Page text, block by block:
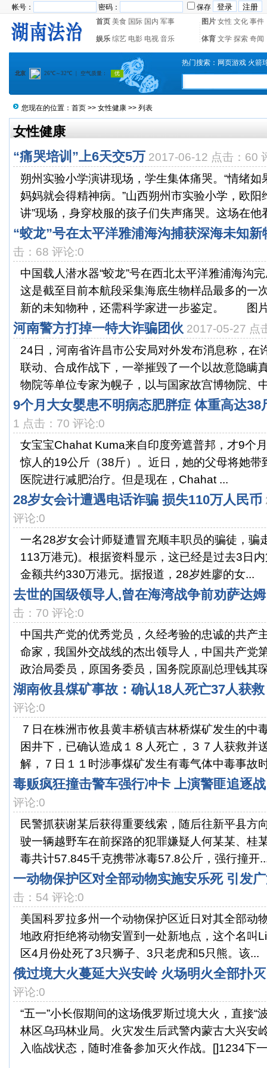
帐号： 密码：
保存
首页 美食 国际 国内 军事 图片 女性 文化 事件
娱乐 综艺 电影 电视 音乐 体育 文学 探索 奇闻
热门搜索： 网页游戏 火箭
您现在的位置： 首页 >> 女性健康 >> 列表
女性健康
“痛哭培训”上6天交5万 2017-06-12 点击：60
朔州实验小学演讲现场，学生集体痛哭。“情绪
妈妈就会得精神病。”山西朔州市实验小学，欧阳
讲”现场，身穿校服的孩子们失声痛哭。这场在他
“蛟龙”号在太平洋雅浦海沟捕获深海未知新
击：68 评论:0
中国载人潜水器“蛟龙”号在西北太平洋雅浦海沟
这是截至目前本航段采集海底生物样品最多的一
新的未知物种，还需科学家进一步鉴定。 图
河南警方打掉一特大诈骗团伙 2017-05-27 点
24日，河南省许昌市公安局对外发布消息称，在
联动、合成作战下，一举摧毁了一个以故意隐瞒
物院等单位专家为幌子，以与国家故宫博物院、
9个月大女婴患不明病态肥胖症 体重高达38
1 点击：70 评论:0
女宝宝Chahat Kuma来自印度旁遮普邦，才9个
惊人的19公斤（38斤）。近日，她的父母将她带
医院进行减肥治疗。但是现在，Chahat ...
28岁女会计遭遇电话诈骗 损失110万人民币
评论:0
一名28岁女会计师疑遭冒充顺丰职员的骗徒，骗
113万港元)。根据资料显示，这已经是过去3日
金额共约330万港元。据报道，28岁姓廖的女...
去世的国级领导人,曾在海湾战争前劝萨达
击：70 评论:0
中国共产党的优秀党员，久经考验的忠诚的共产
命家，我国外交战线的杰出领导人，中国共产党
政治局委员，原国务委员，国务院原副总理钱其
湖南攸县煤矿事故：确认18人死亡37人获救
评论:0
７日在株洲市攸县黄丰桥镇吉林桥煤矿发生的中
困井下，已确认造成１８人死亡，３７人获救并
解，７日１１时涉事煤矿发生有毒气体中毒事故
毒贩疯狂撞击警车强行冲卡 上演警匪追逐战
评论:0
民警抓获谢某后获得重要线索，随后往新平县方
驶一辆越野车在前探路的犯罪嫌疑人何某某、
毒共计57.845千克携带冰毒57.8公斤，强行撞开
一动物保护区对全部动物实施安乐死 引发
击：54 评论:0
美国科罗拉多州一个动物保护区近日对其全部动
地政府拒绝将动物安置到一处新地点，这个名叫
区4月份处死了3只狮子、3只老虎和5只熊。该...
俄过境大火蔓延大兴安岭 火场明火全部扑灭
评论:0
“五一”小长假期间的这场俄罗斯过境大火，直接“
林区乌玛林业局。火灾发生后武警内蒙古大兴安
入临战状态，随时准备参加灭火作战。[]1234下